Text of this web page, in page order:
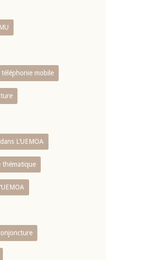
mobile
L‘UEMOA
thématique